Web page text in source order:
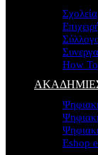
Σχολεία
How To
Eshop